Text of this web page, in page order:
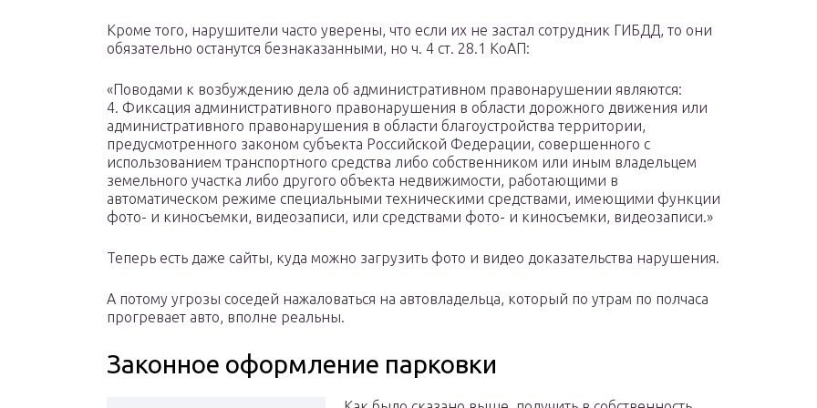
Кроме того, нарушители часто уверены, что если их не застал сотрудник ГИБДД, то они
обязательно останутся безнаказанными, но ч. 4 ст. 28.1 КоАП:
«Поводами к возбуждению дела об административном правонарушении являются:
4. Фиксация административного правонарушения в области дорожного движения или
административного правонарушения в области благоустройства территории,
предусмотренного законом субъекта Российской Федерации, совершенного с
использованием транспортного средства либо собственником или иным владельцем
земельного участка либо другого объекта недвижимости, работающими в
автоматическом режиме специальными техническими средствами, имеющими функции
фото- и киносъемки, видеозаписи, или средствами фото- и киносъемки, видеозаписи.»
Теперь есть даже сайты, куда можно загрузить фото и видео доказательства нарушения.
А потому угрозы соседей нажаловаться на автовладельца, который по утрам по полчаса
прогревает авто, вполне реальны.
Законное оформление парковки